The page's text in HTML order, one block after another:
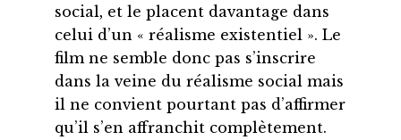
social, et le placent davantage dans
celui d’un « réalisme existentiel ». Le
film ne semble donc pas s’inscrire
dans la veine du réalisme social mais
il ne convient pourtant pas d’affirmer
qu’il s’en affranchit complètement.